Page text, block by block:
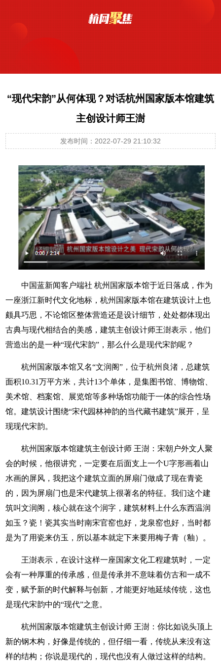
“现代宋韵”从何体现？对话杭州国家版本馆建筑
主创设计师王澍
发布时间：2022-07-29 21:10:32
中国蓝新闻客户端社 杭州国家版本馆于近日落成，作为
一座浙江新时代文化地标，杭州国家版本馆在建筑设计上也
颇具巧思，不论馆区整体营造还是设计细节，处处都体现出
古典与现代相结合的美感，建筑主创设计师王澍表示，他们
营造出的是一种“现代宋韵”，那么什么是现代宋韵呢？
杭州国家版本馆又名“文润阁”，位于杭州良渚，总建筑
面积10.31万平方米，共计13个单体，是集图书馆、博物馆、
美术馆、档案馆、展览馆等多种场馆功能于一体的综合性场
馆。建筑设计围绕“宋代园林神韵的当代藏书建筑”展开，呈
现现代宋韵。
杭州国家版本馆建筑主创设计师 王澍：宋朝户外文人聚
会的时候，他很讲究，一定要在后面支上一个U字形画着山
水画的屏风，我把这个建筑立面的屏扇门做成了现在青瓷
的，因为屏扇门也是宋代建筑上很著名的特征。我们这个建
筑叫文润阁，核心就在这个润字，建筑材料上什么东西温润
如玉？瓷！瓷其实当时南宋官窑也好，龙泉窑也好，当时都
是为了用瓷来仿玉，所以基本就定下来要用梅子青（釉）。
王澍表示，在设计这样一座国家文化工程建筑时，一定
会有一种厚重的传承感，但是传承并不意味着仿古和一成不
变，赋予新的时代解释与创新，才能更好地延续传统，这也
是现代宋韵中的“现代”之意。
杭州国家版本馆建筑主创设计师 王澍：你比如说头顶上
新的钢木构，好像是传统的，但仔细一看，传统从来没有这
样的结构；你说是现代的，现代也没有人做过这样的结构。